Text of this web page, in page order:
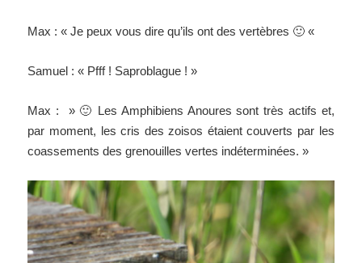
Max : « Je peux vous dire qu’ils ont des vertèbres 🙂 «
Samuel : « Pfff ! Saproblague ! »
Max : » 🙂 Les Amphibiens Anoures sont très actifs et,
par moment, les cris des zoisos étaient couverts par les
coassements des grenouilles vertes indéterminées. »